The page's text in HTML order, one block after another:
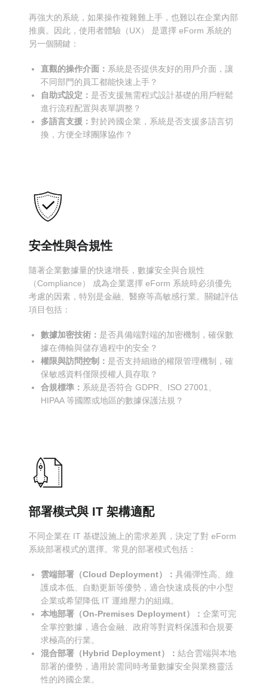
再強大的系統，如果操作複雜難上手，也難以在企業內部
推廣。因此，使用者體驗（UX） 是選擇 eForm 系統的
另一個關鍵：
直觀的操作介面： 系統是否提供友好的用戶介面，讓
不同部門的員工都能快速上手？
自助式設定： 是否支援無需程式設計基礎的用戶輕鬆
進行流程配置與表單調整？
多語言支援：對於跨國企業，系統是否支援多語言切
換，方便全球團隊協作？
安全性與合規性
隨著企業數據量的快速增長，數據安全與合規性
（Compliance） 成為企業選擇 eForm 系統時必須優先
考慮的因素，特別是金融、醫療等高敏感行業。關鍵評估
項目包括：
數據加密技術： 是否具備端對端的加密機制，確保數
據在傳輸與儲存過程中的安全？
權限與訪問控制： 是否支持細緻的權限管理機制，確
保敏感資料僅限授權人員存取？
合規標準： 系統是否符合 GDPR、ISO 27001、
HIPAA 等國際或地區的數據保護法規？
部署模式與 IT 架構適配
不同企業在 IT 基礎設施上的需求差異，決定了對 eForm
系統部署模式的選擇。常見的部署模式包括：
雲端部署（Cloud Deployment）：具備彈性高、維
護成本低、自動更新等優勢，適合快速成長的中小型
企業或希望降低 IT 運維壓力的組織。
本地部署（On-Premises Deployment）：企業可完
全掌控數據，適合金融、政府等對資料保護和合規要
求極高的行業。
混合部署（Hybrid Deployment）：結合雲端與本地
部署的優勢，適用於需同時考量數據安全與業務靈活
性的跨國企業。